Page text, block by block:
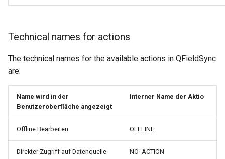
Technical names for actions
The technical names for the available actions in QFieldSync
are:
Name wird in der
Benutzeroberfläche angezeigt
Interner Name der Aktio
Offline Bearbeiten OFFLINE
Direkter Zugriff auf Datenquelle NO_ACTION